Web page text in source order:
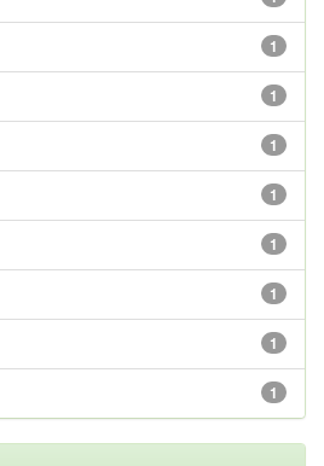
1
1
1
1
1
1
1
1